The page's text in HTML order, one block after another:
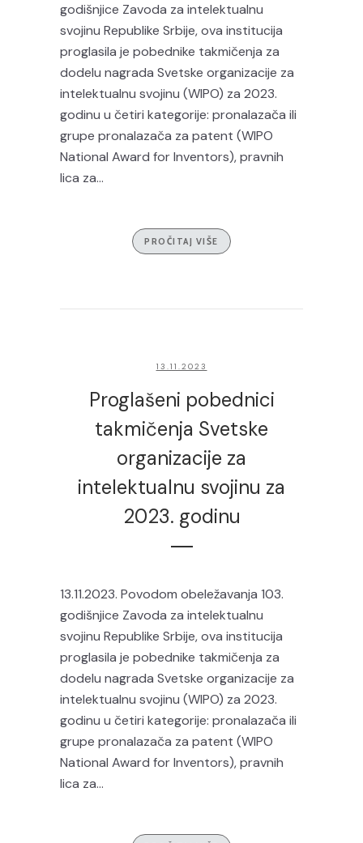
godišnjice Zavoda za intelektualnu
svojinu Republike Srbije, ova institucija
proglasila je pobednike takmičenja za
dodelu nagrada Svetske organizacije za
intelektualnu svojinu (WIPO) za 2023.
godinu u četiri kategorije: pronalazača ili
grupe pronalazača za patent (WIPO
National Award for Inventors), pravnih
lica za...
PROČITAJ VIŠE
13.11.2023
Proglašeni pobednici
takmičenja Svetske
organizacije za
intelektualnu svojinu za
2023. godinu
13.11.2023. Povodom obeležavanja 103.
godišnjice Zavoda za intelektualnu
svojinu Republike Srbije, ova institucija
proglasila je pobednike takmičenja za
dodelu nagrada Svetske organizacije za
intelektualnu svojinu (WIPO) za 2023.
godinu u četiri kategorije: pronalazača ili
grupe pronalazača za patent (WIPO
National Award for Inventors), pravnih
lica za...